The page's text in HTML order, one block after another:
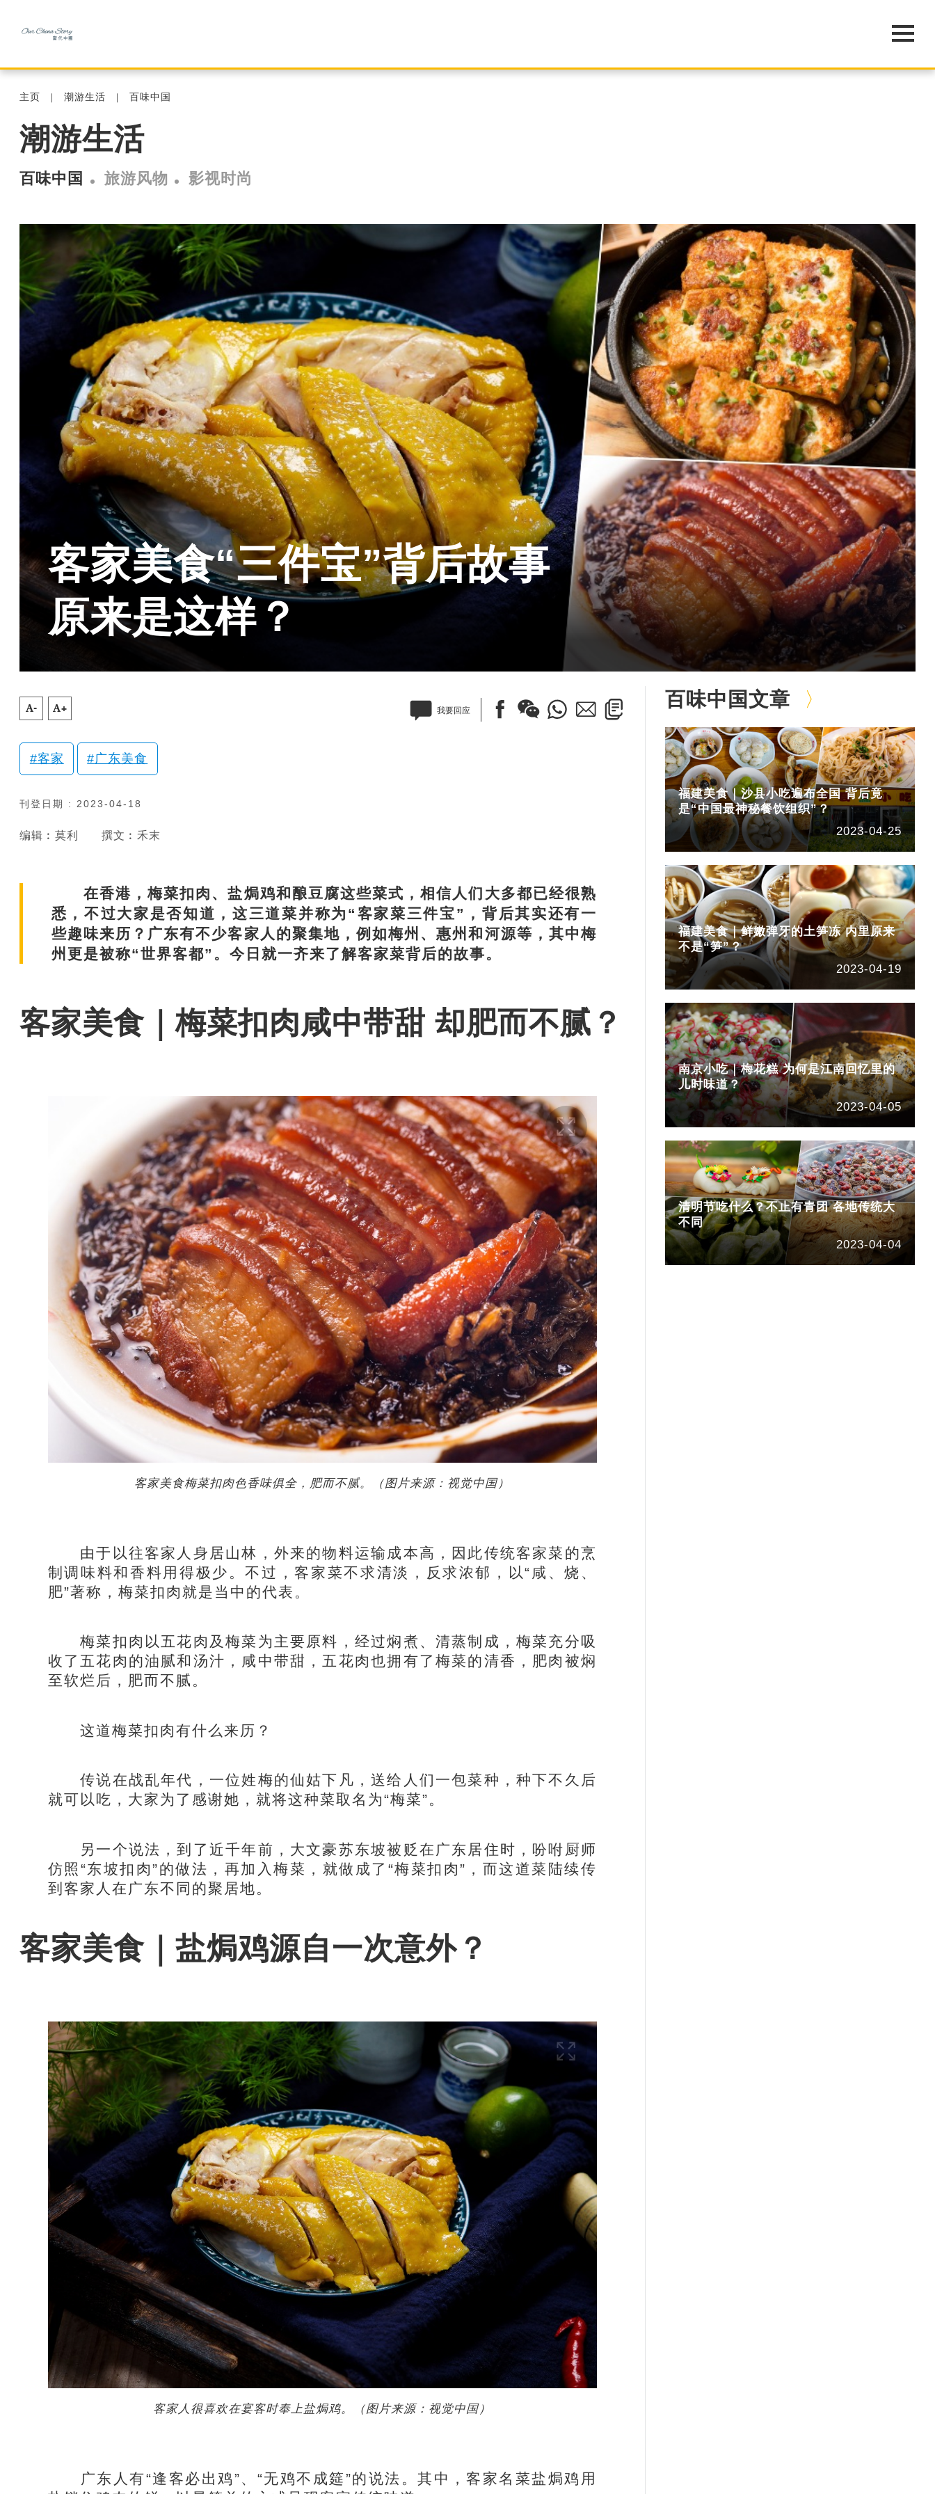
主页 潮游生活 百味中国
潮游生活
百味中国 旅游风物 影视时尚
客家美食“三件宝”背后故事
原来是这样？
A- A+ 我要回应
客家 广东美食
刊登日期 : 2023-04-18
编辑︰莫利 撰文︰禾末
在香港，梅菜扣肉、盐焗鸡和酿豆腐这些菜式，相信人们大多都已经很熟
悉，不过大家是否知道，这三道菜并称为“客家菜三件宝”，背后其实还有一
些趣味来历？广东有不少客家人的聚集地，例如梅州、惠州和河源等，其中梅
州更是被称“世界客都”。今日就一齐来了解客家菜背后的故事。
客家美食｜梅菜扣肉咸中带甜 却肥而不腻？
客家美食梅菜扣肉色香味俱全，肥而不腻。（图片来源：视觉中国）
由于以往客家人身居山林，外来的物料运输成本高，因此传统客家菜的烹
制调味料和香料用得极少。不过，客家菜不求清淡，反求浓郁，以“咸、烧、
肥”著称，梅菜扣肉就是当中的代表。
梅菜扣肉以五花肉及梅菜为主要原料，经过焖煮、清蒸制成，梅菜充分吸
收了五花肉的油腻和汤汁，咸中带甜，五花肉也拥有了梅菜的清香，肥肉被焖
至软烂后，肥而不腻。
这道梅菜扣肉有什么来历？
传说在战乱年代，一位姓梅的仙姑下凡，送给人们一包菜种，种下不久后
就可以吃，大家为了感谢她，就将这种菜取名为“梅菜”。
另一个说法，到了近千年前，大文豪苏东坡被贬在广东居住时，吩咐厨师
仿照“东坡扣肉”的做法，再加入梅菜，就做成了“梅菜扣肉”，而这道菜陆续传
到客家人在广东不同的聚居地。
客家美食｜盐焗鸡源自一次意外？
客家人很喜欢在宴客时奉上盐焗鸡。（图片来源：视觉中国）
广东人有“逢客必出鸡”、“无鸡不成筵”的说法。其中，客家名菜盐焗鸡用
百味中国文章
福建美食｜沙县小吃遍布全国 背后竟
是“中国最神秘餐饮组织”？
2023-04-25
福建美食｜鲜嫩弹牙的土笋冻 内里原来
不是“笋”？
2023-04-19
南京小吃｜梅花糕 为何是江南回忆里的
儿时味道？
2023-04-05
清明节吃什么？不止有青团 各地传统大
不同
2023-04-04